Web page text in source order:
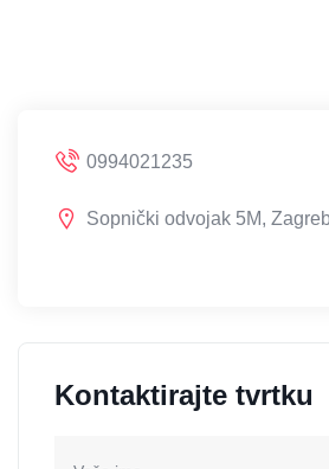
0994021235
Sopnički odvojak 5M,
Kontaktirajte tvrtku